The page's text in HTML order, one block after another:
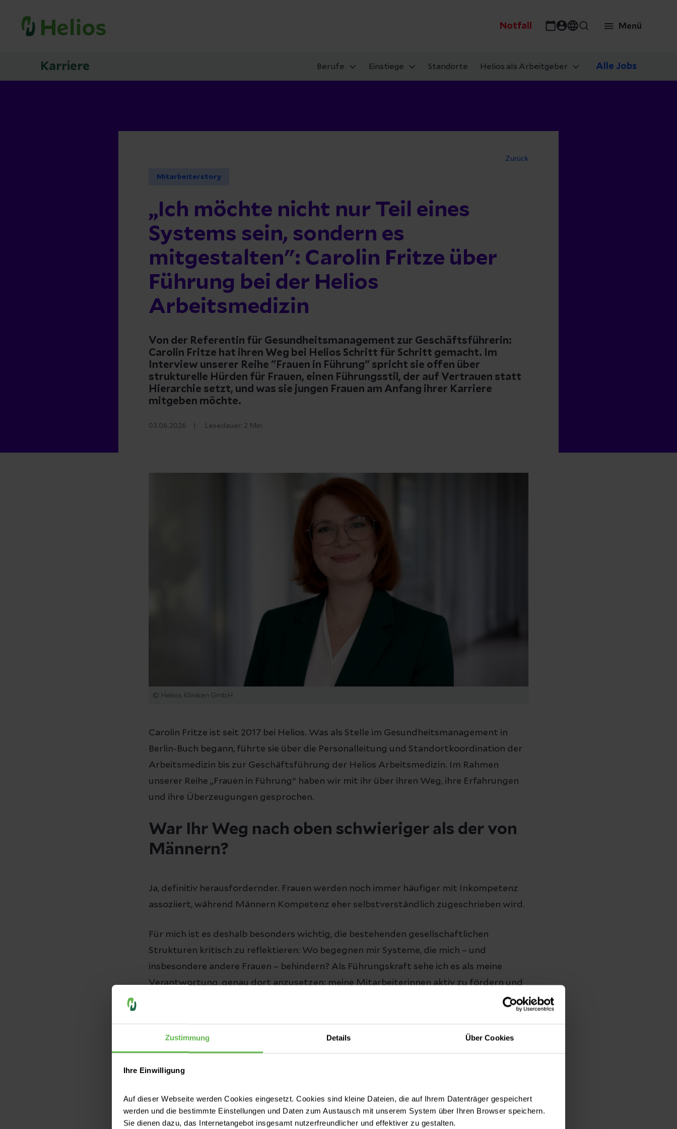
Zustimmung Details Über Cookies
Ihre Einwilligung
Auf dieser Webseite werden Cookies eingesetzt. Cookies sind kleine Dateien, die auf Ihrem Datenträger gespeichert
werden und die bestimmte Einstellungen und Daten zum Austausch mit unserem System über Ihren Browser speichern.
Sie dienen dazu, das Internetangebot insgesamt nutzerfreundlicher und effektiver zu gestalten.
Notfall Menü
Karriere Berufe Einstiege Standorte Helios als Arbeitgeber Alle Jobs
Zurück
Mitarbeiterstory
„Ich möchte nicht nur Teil eines
Systems sein, sondern es
mitgestalten": Carolin Fritze über
Führung bei der Helios
Arbeitsmedizin
Von der Referentin für Gesundheitsmanagement zur Geschäftsführerin:
Carolin Fritze hat ihren Weg bei Helios Schritt für Schritt gemacht. Im
Interview unserer Reihe "Frauen in Führung" spricht sie offen über
strukturelle Hürden für Frauen, einen Führungsstil, der auf Vertrauen statt
Hierarchie setzt, und was sie jungen Frauen am Anfang ihrer Karriere
mitgeben möchte.
03.06.2026 Lesedauer: 2 Min.
© Helios Kliniken GmbH
Carolin Fritze ist seit 2017 bei Helios. Was als Stelle im Gesundheitsmanagement in
Berlin-Buch begann, führte sie über die Personalleitung und Standortkoordination der
Arbeitsmedizin bis zur Geschäftsführung der Helios Arbeitsmedizin. Im Rahmen
unserer Reihe „Frauen in Führung“ haben wir mit ihr über ihren Weg, ihre Erfahrungen
und ihre Überzeugungen gesprochen.
War Ihr Weg nach oben schwieriger als der von
Männern?
Ja, definitiv herausfordernder. Frauen werden noch immer häufiger mit Inkompetenz
assoziiert, während Männern Kompetenz eher selbstverständlich zugeschrieben wird.
Für mich ist es deshalb besonders wichtig, die bestehenden gesellschaftlichen
Strukturen kritisch zu reflektieren: Wo begegnen mir Systeme, die mich – und
insbesondere andere Frauen – behindern? Als Führungskraft sehe ich es als meine
Verantwortung, genau dort anzusetzen: meine Mitarbeiterinnen aktiv zu fördern und
Kollegen und gleichzeitig als „bossy“ wahrgenommen wurde, wenn ich klar und
transparent geführt habe.
von dem eines Mannes?